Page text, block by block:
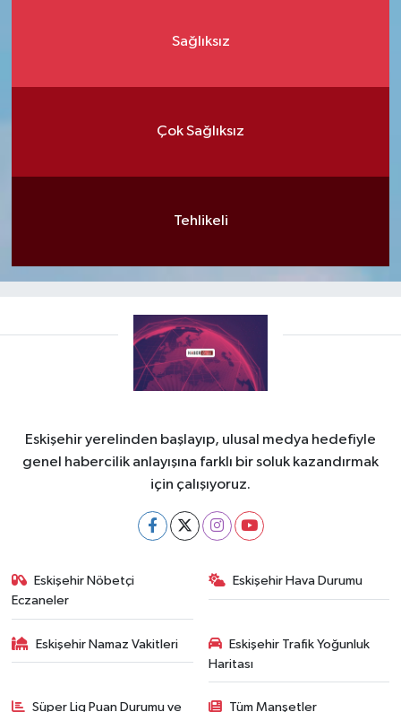
Sağlıksız
Çok Sağlıksız
Tehlikeli
Eskişehir yerelinden başlayıp, ulusal medya hedefiyle
genel habercilik anlayışına farklı bir soluk kazandırmak
için çalışıyoruz.
Eskişehir Nöbetçi
Eczaneler
Eskişehir Hava Durumu
Eskişehir Namaz Vakitleri
Eskişehir Trafik Yoğunluk
Haritası
Süper Lig Puan Durumu ve Tüm Manşetler